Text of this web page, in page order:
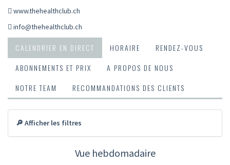
www.thehealthclub.ch
info@thehealthclub.ch
CALENDRIER EN DIRECT HORAIRE
RENDEZ-VOUS
ABONNEMENTS ET PRIX
A PROPOS DE NOUS
NOTRE TEAM
RECOMMANDATIONS DES CLIENTS
🔎 Afficher les filtres
Vue hebdomadaire